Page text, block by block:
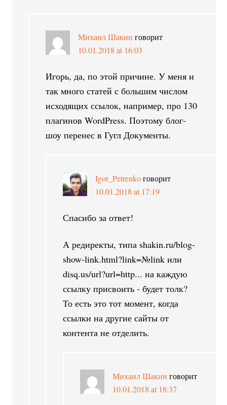
Михаил Шакин говорит
10.01.2018 at 16:03
Игорь, да, по этой причине. У меня и
так много статей с большим числом
исходящих ссылок, например, про 130
плагинов WordPress. Поэтому блог-
шоу перенес в Гугл Документы.
Igor_Petrenko говорит
10.01.2018 at 17:19
Спасибо за ответ!
А редиректы, типа shakin.ru/blog-
show-link.html?link=№link или
disq.us/url?url=http... на каждую
ссылку присвоить - будет толк?
То есть это тот момент, когда
ссылки на другие сайты от
контента не отделить.
Михаил Шакин говорит
10.01.2018 at 18:37